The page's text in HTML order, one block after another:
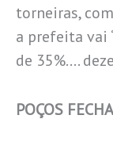
torneiras,
a prefeita vai
de 35%….
POÇOS